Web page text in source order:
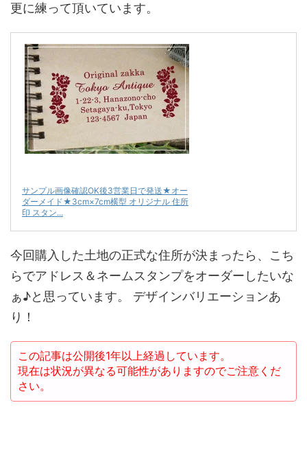
更に練って頂いています。
サンプル画像確認OK後3営業日で発送★オー
ダーメイド★3cm×7cm横型 オリジナル 住所
印 スタン...
今回購入した土地の正式な住所が決まったら、こち
らでアドレス＆ネームスタンプをオーダーしたいな
ぁ♪と思っています。 デザインバリエーションあ
り！
この記事は公開後1年以上経過しています。
現在は状況が異なる可能性がありますのでご注意くだ
さい。